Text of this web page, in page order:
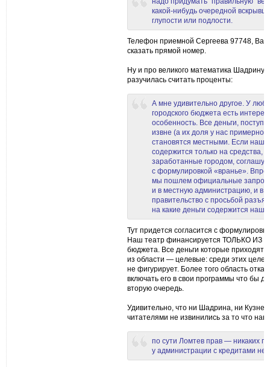
какой-нибудь очередной
глупости или подлости.
Телефон приемной Сергеева 97748, Вам
сказать прямой номер.
Ну и про великого математика Шадрину,
разучилась считать проценты:
А мне удивительно другое. У
городского бюджета есть
особенность. Все деньги,
извне (а их доля у нас примерно
становятся местными. Если наш
содержится только на средства,
заработанные городом,
с формулировкой «вранье».
мы пошлем официальные
и в местную администрацию, и в
правительство с просьбой
на какие деньги содержится наш
Тут придется согласится с
Наш театр финансируется ТОЛЬКО ИЗ
бюджета. Все деньги которые приходят
из области — целевые: среди этих
не фигурирует. Более того область
включать его в свои программы что бы
вторую очередь.
Удивительно, что ни Шадрина, ни
читателями не извинились за то что
по сути Ломтев прав — никаких
у администрации с кредитами нет.